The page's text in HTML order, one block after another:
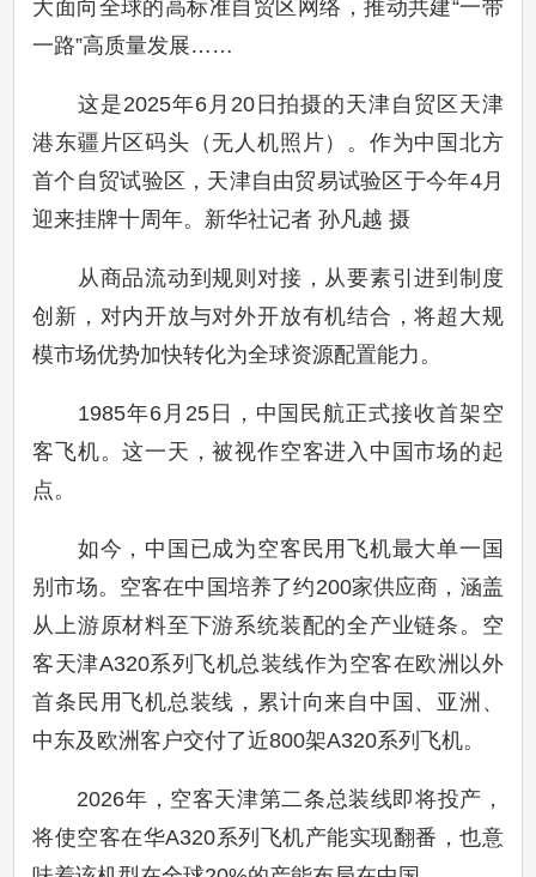
大面向全球的高标准自贸区网络，推动共建“一带
一路”高质量发展……
这是2025年6月20日拍摄的天津自贸区天津
港东疆片区码头（无人机照片）。作为中国北方
首个自贸试验区，天津自由贸易试验区于今年4月
迎来挂牌十周年。新华社记者 孙凡越 摄
从商品流动到规则对接，从要素引进到制度
创新，对内开放与对外开放有机结合，将超大规
模市场优势加快转化为全球资源配置能力。
1985年6月25日，中国民航正式接收首架空
客飞机。这一天，被视作空客进入中国市场的起
点。
如今，中国已成为空客民用飞机最大单一国
别市场。空客在中国培养了约200家供应商，涵盖
从上游原材料至下游系统装配的全产业链条。空
客天津A320系列飞机总装线作为空客在欧洲以外
首条民用飞机总装线，累计向来自中国、亚洲、
中东及欧洲客户交付了近800架A320系列飞机。
2026年，空客天津第二条总装线即将投产，
将使空客在华A320系列飞机产能实现翻番，也意